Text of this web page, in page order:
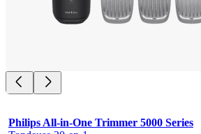
Philips All-in-One Trimmer 5000 Series